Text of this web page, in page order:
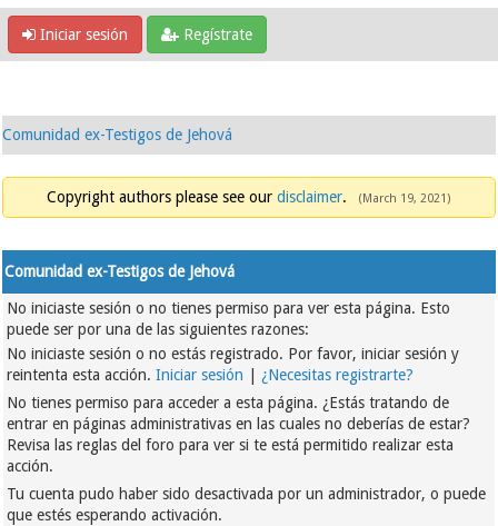
Iniciar sesión Regístrate
Comunidad ex-Testigos de Jehová
Copyright authors please see our disclaimer. (March 19, 2021)
Comunidad ex-Testigos de Jehová
No iniciaste sesión o no tienes permiso para ver esta página. Esto
puede ser por una de las siguientes razones:
No iniciaste sesión o no estás registrado. Por favor, iniciar sesión y
reintenta esta acción.Iniciar sesión |¿Necesitas registrarte?
No tienes permiso para acceder a esta página. ¿Estás tratando de
entrar en páginas administrativas en las cuales no deberías de estar?
Revisa las reglas del foro para ver si te está permitido realizar esta
acción.
Tu cuenta pudo haber sido desactivada por un administrador, o puede
que estés esperando activación.